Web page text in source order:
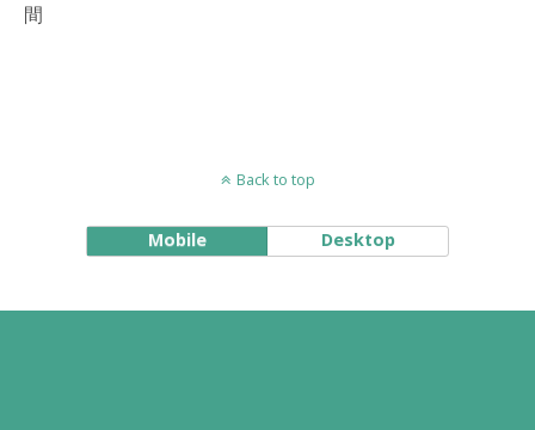
間
Back to top
Mobile Desktop